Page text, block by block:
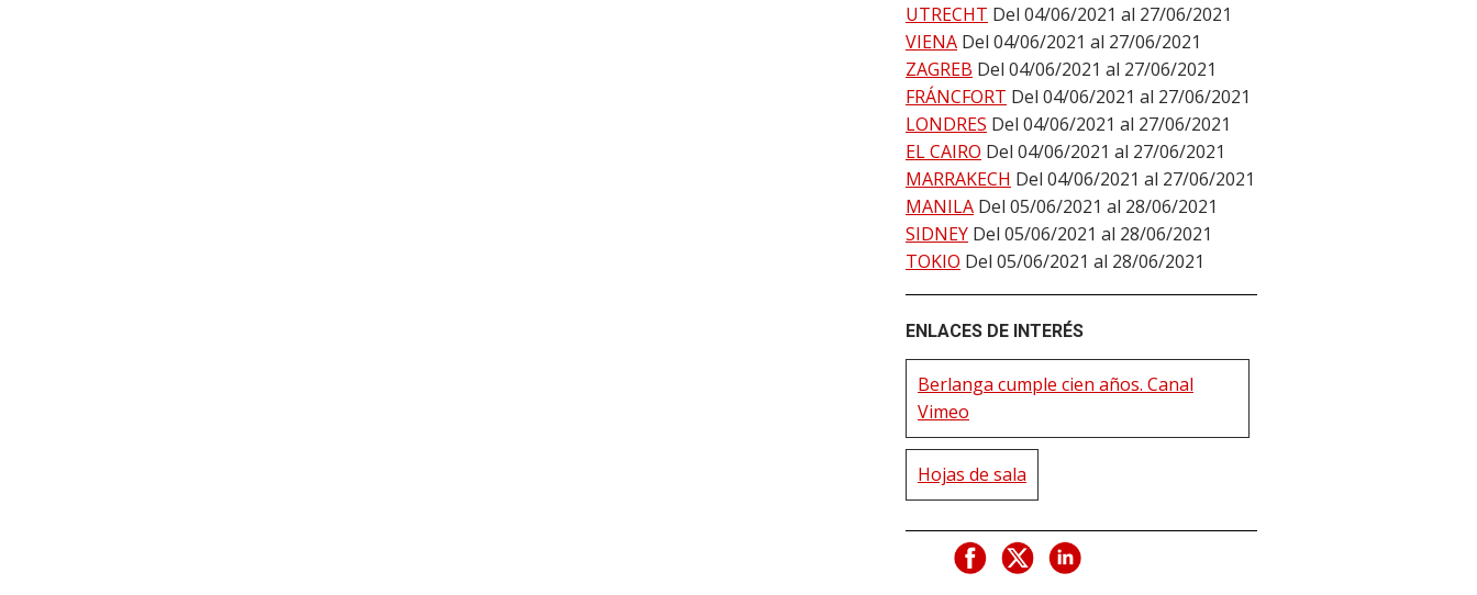
UTRECHT Del 04/06/2021 al 27/06/2021
VIENA Del 04/06/2021 al 27/06/2021
ZAGREB Del 04/06/2021 al 27/06/2021
FRÁNCFORT Del 04/06/2021 al 27/06/2021
LONDRES Del 04/06/2021 al 27/06/2021
EL CAIRO Del 04/06/2021 al 27/06/2021
MARRAKECH Del 04/06/2021 al 27/06/2021
MANILA Del 05/06/2021 al 28/06/2021
SIDNEY Del 05/06/2021 al 28/06/2021
TOKIO Del 05/06/2021 al 28/06/2021
ENLACES DE INTERÉS
Berlanga cumple cien años. Canal
Vimeo
Hojas de sala